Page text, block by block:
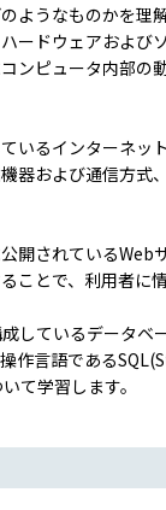
ようなものかを理
ードウェアおよび
ンピュータ内部の
いるインターネッ
器および通信方式
開されているWeb
ことで、利用者に
しているデータベ
作言語である
て学習します。